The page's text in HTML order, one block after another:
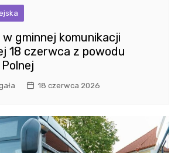
gminnej komunikacji
18 czerwca z powodu
18 czerwca 2026